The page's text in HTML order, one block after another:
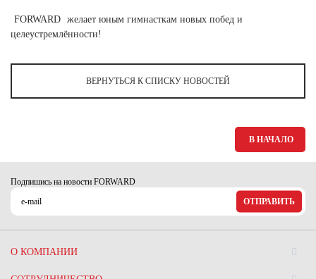
Ямало-Ненецкий автономный округ (1)
Ярославская область (1)
FORWARD желает юным гимнасткам новых побед и
целеустремлённости!
ВЕРНУТЬСЯ К СПИСКУ НОВОСТЕЙ
В НАЧАЛО
Подпишись на новости FORWARD
ОТПРАВИТЬ
О КОМПАНИИ